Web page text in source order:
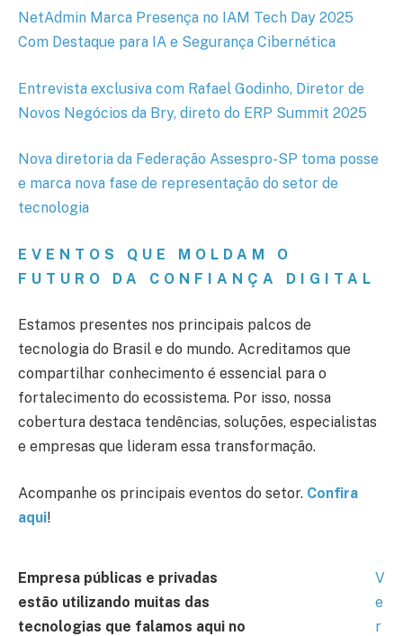
NetAdmin Marca Presença no IAM Tech Day 2025
Com Destaque para IA e Segurança Cibernética
Entrevista exclusiva com Rafael Godinho, Diretor de
Novos Negócios da Bry, direto do ERP Summit 2025
Nova diretoria da Federação Assespro-SP toma posse
e marca nova fase de representação do setor de
tecnologia
EVENTOS QUE MOLDAM O
FUTURO DA CONFIANÇA DIGITAL
Estamos presentes nos principais palcos de
tecnologia do Brasil e do mundo. Acreditamos que
compartilhar conhecimento é essencial para o
fortalecimento do ecossistema. Por isso, nossa
cobertura destaca tendências, soluções, especialistas
e empresas que lideram essa transformação.
Acompanhe os principais eventos do setor. Confira
aqui!
Empresa públicas e privadas
estão utilizando muitas das
tecnologias que falamos aqui no
V
e
r